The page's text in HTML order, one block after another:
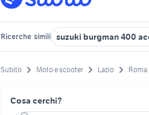
Ricerche simili suzuki burgman 400
Subito Moto e scooter Lazio Roma
Cosa cerchi?